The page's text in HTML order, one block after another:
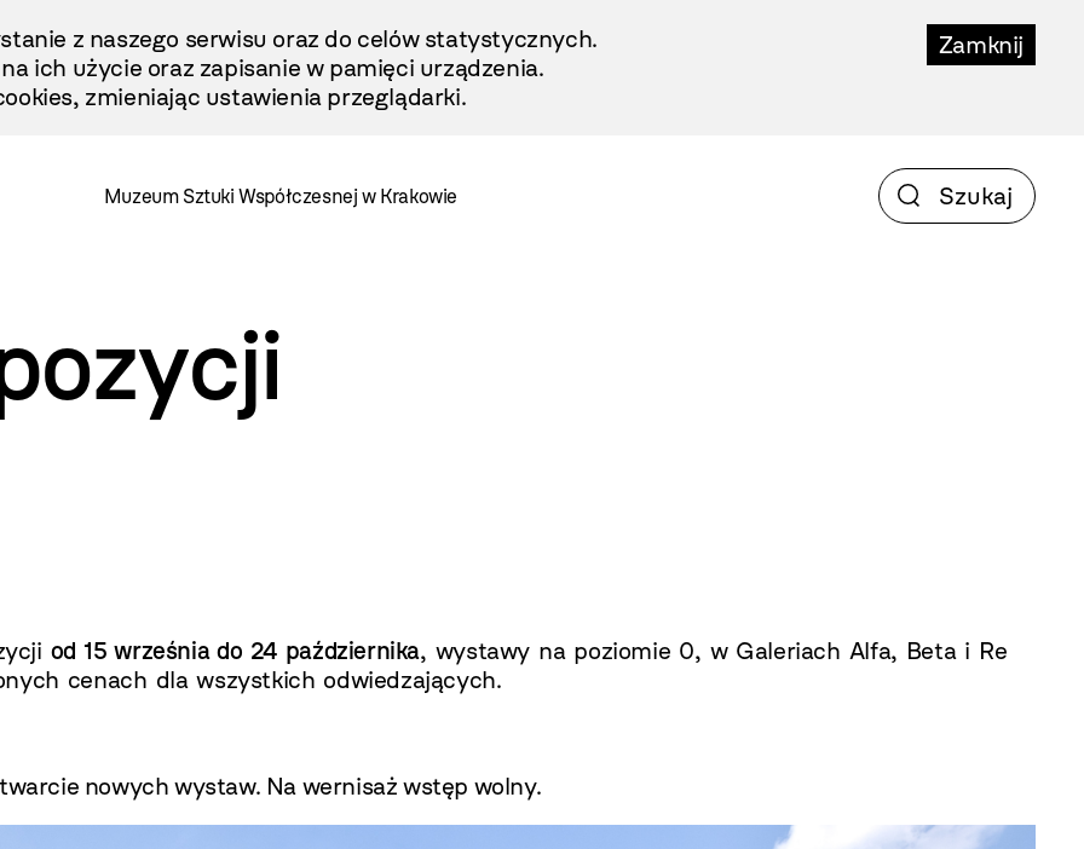
Zamknij
z naszego serwisu oraz do celów statystycznych.
ich użycie oraz zapisanie w pamięci urządzenia.
zmieniając ustawienia przeglądarki.
Muzeum Sztuki Współczesnej w Krakowie
od 15 września do 24 października, wystawy na poziomie 0, w Galeriach Alfa, Beta i Re
cenach dla wszystkich odwiedzających.
nowych wystaw. Na wernisaż wstęp wolny.